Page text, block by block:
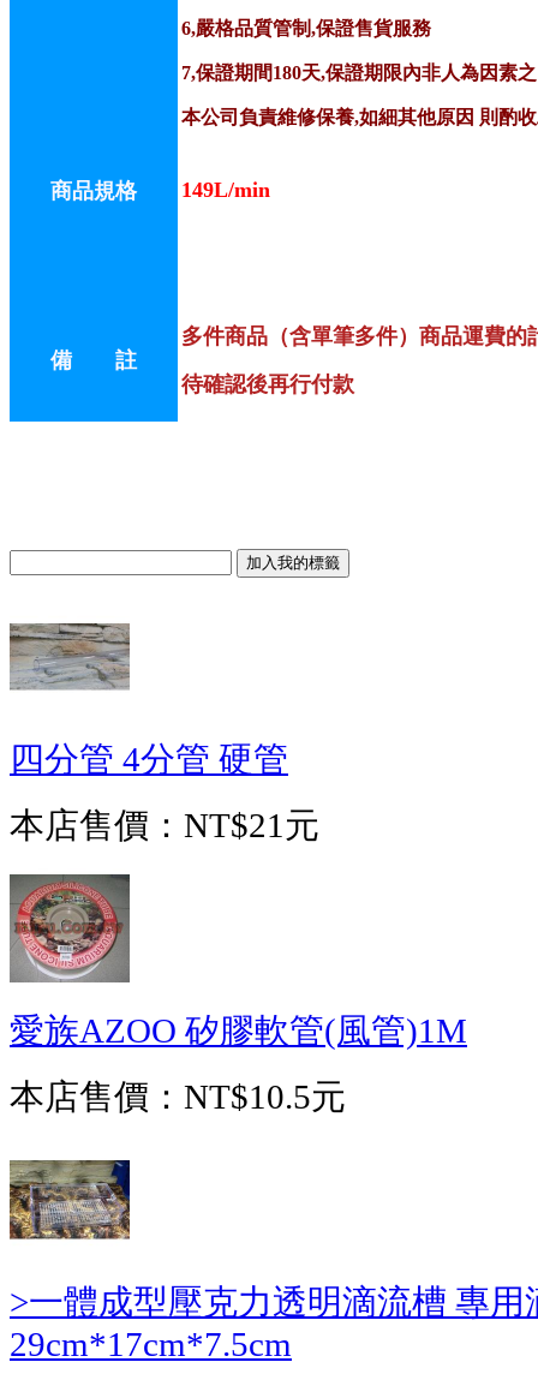
6,嚴格品質管制,保證售貨服務
7,保證期間180天,保證期限內非人為因素
本公司負責維修保養,如細其他原因 則酌
商品規格 149L/min
備 註
多件商品（含單筆多件）商品運費的
待確認後再行付款
四分管 4分管 硬管
本店售價： NT$21元
愛族AZOO 矽膠軟管(風管)1M
本店售價： NT$10.5元
>一體成型壓克力透明滴流槽 專用
29cm*17cm*7.5cm